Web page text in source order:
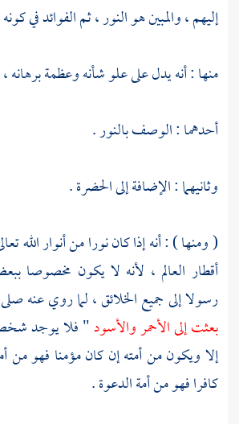
إليهم ، والمبين هو النور ، ثم الفوائد في
منها : أنه يدل على علو شأنه وعظمة
أحدهما : الوصف بالنور .
وثانيهما : الإضافة إلى الحضرة .
( ومنها ) : أنه إذا كان نورا من أنوار الله
أقطار العالم ، لأنه لا يكون مخصوصا
رسولا إلى جميع الخلائق ، لما روي عنه
بعثت إلى الأحمر والأسود" فلا يوجد
إلا ويكون من أمته إن كان مؤمنا فهو من
كافرا فهو من أمة الدعوة .